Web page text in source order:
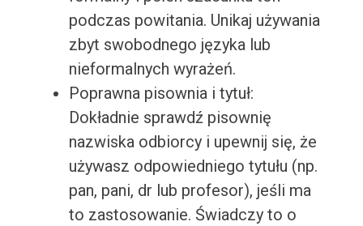
podczas powitania. Unikaj używania
zbyt swobodnego języka lub
nieformalnych wyrażeń.
Poprawna pisownia i tytuł:
Dokładnie sprawdź pisownię
nazwiska odbiorcy i upewnij się, że
używasz odpowiedniego tytułu (np.
pan, pani, dr lub profesor), jeśli ma
to zastosowanie. Świadczy to o